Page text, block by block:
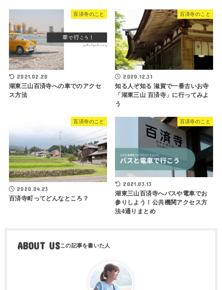
百済寺のこと
2021.02.20
湖東三山百済寺への車でのアクセ
ス方法
百済寺のこと
2020.12.31
知る人ぞ知る 滋賀で一番古いお寺
「湖東三山 百済寺」に行ってみよ
う
百済寺のこと
2020.04.23
百済寺町ってどんなところ？
百済寺のこと
2021.03.13
湖東三山百済寺へバスや電車でお
参りしよう！公共機関アクセス方
法4通りまとめ
ABOUT US